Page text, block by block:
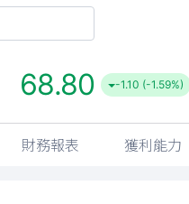
68.80 -1.10 (-1.59%)
財務報表 獲利能力